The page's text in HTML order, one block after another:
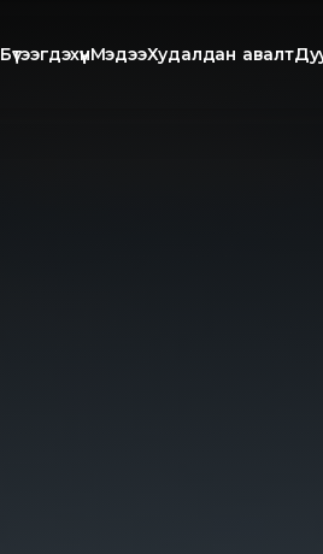
БүтээгдэхүүнМэдээХудалдан авалт